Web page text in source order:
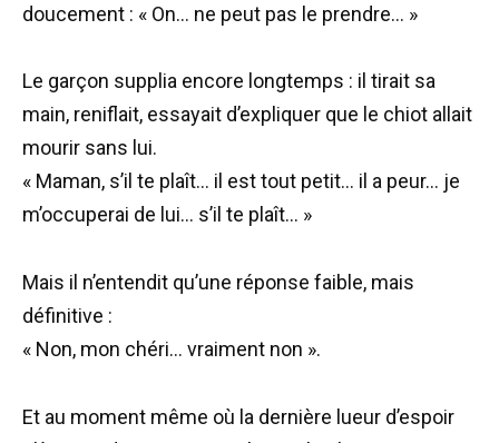
doucement : « On… ne peut pas le prendre… »
Le garçon supplia encore longtemps : il tirait sa
main, reniflait, essayait d’expliquer que le chiot allait
mourir sans lui.
« Maman, s’il te plaît… il est tout petit… il a peur… je
m’occuperai de lui… s’il te plaît… »
Mais il n’entendit qu’une réponse faible, mais
définitive :
« Non, mon chéri… vraiment non ».
Et au moment même où la dernière lueur d’espoir